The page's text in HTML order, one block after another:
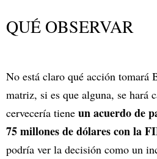
QUÉ OBSERVAR
No está claro qué acción tomará
matriz, si es que alguna, se hará
cervecería tiene un acuerdo de
75 millones de dólares con la
podría ver la decisión como un